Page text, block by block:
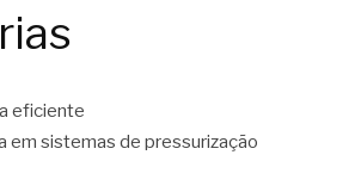
eficiente
em sistemas de pressurização